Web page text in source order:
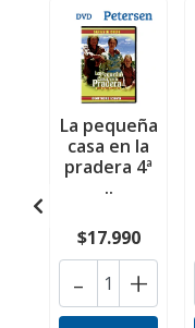
La pequeña
casa en la
pradera 4ª
..
$17.990
+
-